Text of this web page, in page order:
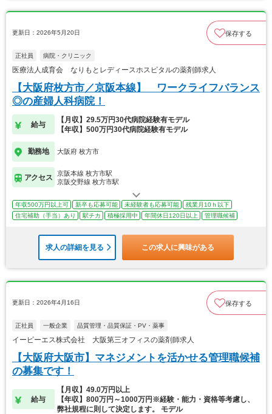
更新日：2026年5月20日 保存する
正社員 病院・クリニック
医療法人成育会 なりもとレディースホスピタルの薬剤師求人
【大阪府枚方市／京阪本線】 ワークライフバランス
◎の産婦人科病院！
給与
【月収】29.5万円30代病院経験有モデル
【年収】500万円30代病院経験有モデル
勤務地 大阪府 枚方市
アクセス
京阪本線 枚方市駅
京阪交野線 枚方市駅
年収500万円以上可 新卒も応募可能 未経験者も応募可能
残業月10ｈ以下
住宅補助（手当）あり
駅チカ 積極採用中 年間休日120日以上 管理職候補
求人の詳細を見る この求人に興味がある
更新日：2026年4月16日 保存する
正社員 一般企業 品質管理・品質保証・PV・薬事
イーピーエス株式会社 大阪第三オフィスの薬剤師求人
【大阪府大阪市】マネジメントを活かせる管理職候補
の募集です！
給与
【月収】49.0万円以上
【年収】800万円～1000万円※経験・能力・資格等考慮し、
弊社規程に則して決定します。 モデル